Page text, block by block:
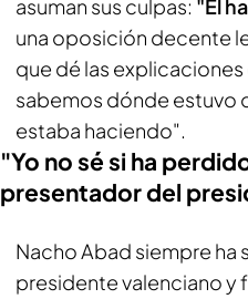
asuman sus culpas: "Él
una oposición decente
que dé las
sabemos dónde estuvo
estaba haciendo".
"Yo no sé si ha
presentador del
Nacho Abad siempre ha
presidente valenciano y